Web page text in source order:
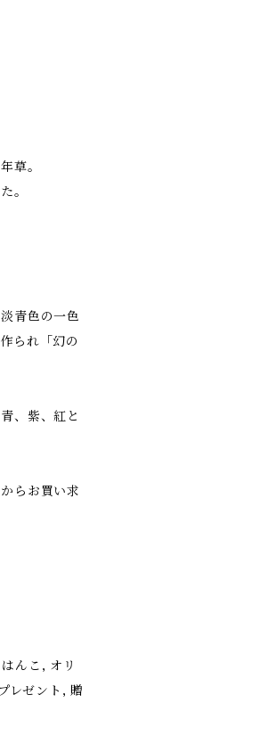
草。
。
青色の一色
られ「幻の
、紫、紅と
らお買い求
んこ, オリ
レゼント, 贈